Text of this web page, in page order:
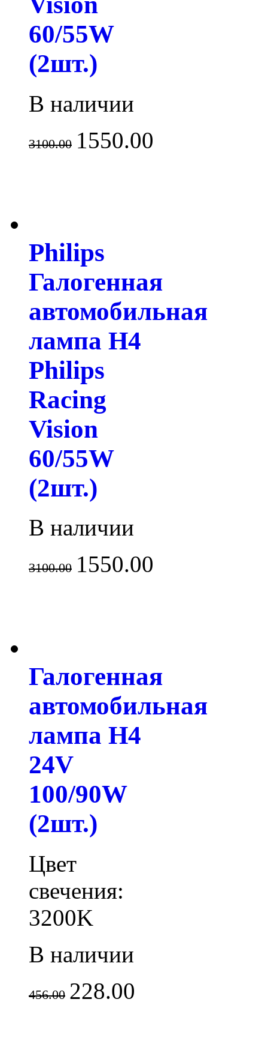
60/55W
(2шт.)
В наличии
3100.00 1550.00
Philips
Галогенная
автомобильная
лампа H4
Philips
Racing
Vision
60/55W
(2шт.)
В наличии
3100.00 1550.00
Галогенная
автомобильная
лампа H4
24V
100/90W
(2шт.)
Цвет
свечения:
3200K
В наличии
456.00 228.00